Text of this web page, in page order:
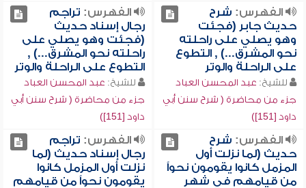
الفهرس: شرح
حديث جابر (فجئت
وهو يصلي على راحلته
نحو المشرق...) , التطوع
على الراحلة والوتر
للشيخ: عبد المحسن العباد
جزء من محاضرة ( شرح سنن أبي
داود [151])
الفهرس: تراجم
رجال إسناد حديث
(فجئت وهو يصلي على
راحلته نحو المشرق...) ,
التطوع على الراحلة والوتر
للشيخ: عبد المحسن العباد
جزء من محاضرة ( شرح سنن أبي
داود [151])
الفهرس: شرح
حديث (لما نزلت أول
المزمل كانوا يقومون نحواً
من قيامهم في شهر
الفهرس: تراجم
رجال إسناد حديث (لما
نزلت أول المزمل كانوا
يقومون نحواً من قيامهم